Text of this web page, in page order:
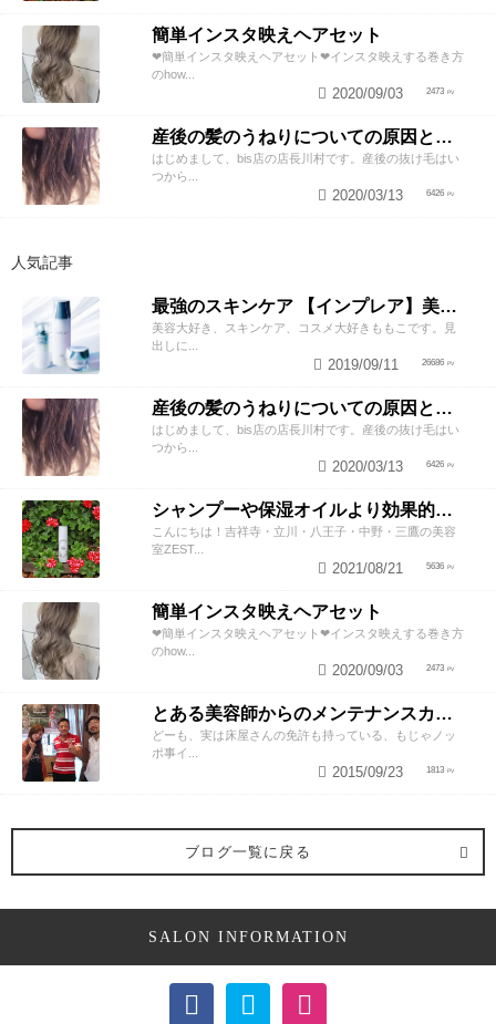
簡単インスタ映えヘアセット
❤︎簡単インスタ映えヘアセット❤︎インスタ映えする巻き方
のhow...
2473
2020/09/03
産後の髪のうねりについての原因と対策！
はじめまして、bis店の店長川村です。産後の抜け毛はい
つから...
6426
2020/03/13
人気記事
最強のスキンケア 【インプレア】美容師がオススメする、神ポイント5つ公開！
美容大好き、スキンケア、コスメ大好きももこです。見
出しに...
26686
2019/09/11
産後の髪のうねりについての原因と対策！
はじめまして、bis店の店長川村です。産後の抜け毛はい
つから...
6426
2020/03/13
シャンプーや保湿オイルより効果的！？美容師が教える頭皮の臭い＆乾燥ケアとは
こんにちは！吉祥寺・立川・八王子・中野・三鷹の美容
室ZEST...
5636
2021/08/21
簡単インスタ映えヘアセット
❤︎簡単インスタ映えヘアセット❤︎インスタ映えする巻き方
のhow...
2473
2020/09/03
とある美容師からのメンテナンスカットのススメ
どーも、実は床屋さんの免許も持っている、もじゃノッ
ポ事イ...
1813
2015/09/23
ブログ一覧に戻る
SALON INFORMATION